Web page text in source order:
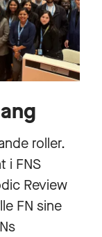
roller.
i FNS
Review
FN sine